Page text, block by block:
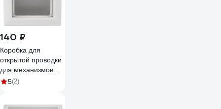
140 ₽
Коробка для
открытой проводки
для механизмов
45х45мм белая
5(2)